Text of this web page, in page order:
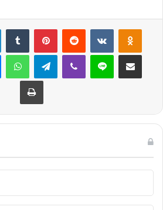
LinkedInTumblr PinterestReddit VKontakte
MessengerWhatsAppTelegramViber Line E-Posta ile
Yazdır